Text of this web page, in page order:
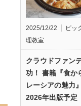
2025/12/22 ピッ
理教室
クラウドファン
功！ 書籍『食か
レーシアの魅力
2026年出版予定